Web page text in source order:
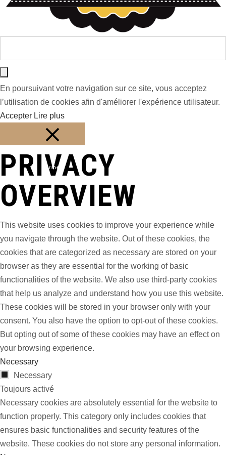
En poursuivant votre navigation sur ce site, vous acceptez
l’utilisation de cookies afin d'améliorer l'expérience utilisateur.
Accepter Lire plus
Fermer
PRIVACY
OVERVIEW
This website uses cookies to improve your experience while
you navigate through the website. Out of these cookies, the
cookies that are categorized as necessary are stored on your
browser as they are essential for the working of basic
functionalities of the website. We also use third-party cookies
that help us analyze and understand how you use this website.
These cookies will be stored in your browser only with your
consent. You also have the option to opt-out of these cookies.
But opting out of some of these cookies may have an effect on
your browsing experience.
Necessary
Necessary
Toujours activé
Necessary cookies are absolutely essential for the website to
function properly. This category only includes cookies that
ensures basic functionalities and security features of the
website. These cookies do not store any personal information.